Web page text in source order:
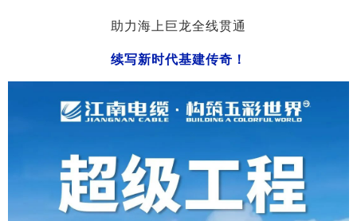
助力海上巨龙全线贯通
续写新时代基建传奇！